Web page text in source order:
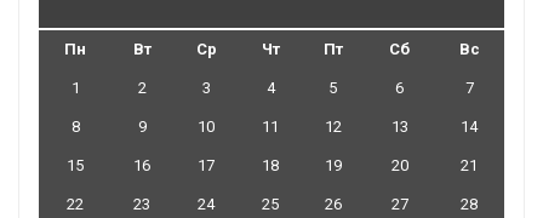
Пн Вт Ср Чт Пт Сб Вс
1 2 3 4 5 6 7
8 9 10 11 12 13 14
15 16 17 18 19 20 21
22 23 24 25 26 27 28